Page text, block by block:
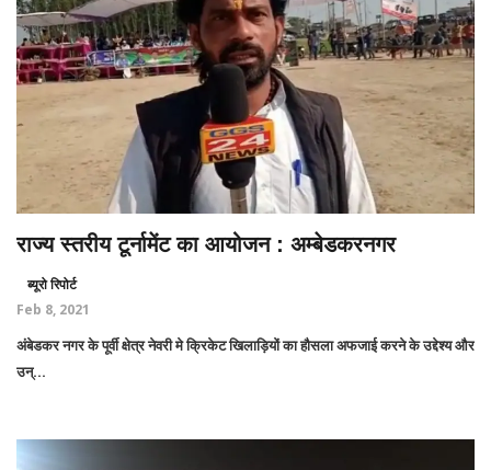
राज्य स्तरीय टूर्नामेंट का आयोजन : अम्बेडकरनगर
ब्यूरो रिपोर्ट
Feb 8, 2021
अंबेडकर नगर के पूर्वी क्षेत्र नेवरी मे क्रिकेट खिलाड़ियों का हौसला अफजाई करने के उद्देश्य और
उन्...